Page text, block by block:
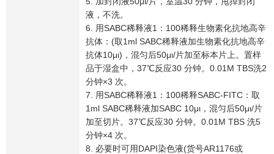
液，不洗。
6. 用SABC稀释液1：100稀释生物素化抗地高辛
抗体：(取1ml SABC稀释液加生物素化抗地高辛
抗体10μι)，混匀后50μι/片加至标本片上。置样
品于湿盒中，37℃反应30 分钟。0.01M TBS洗2
分钟×3 次。
7. 用SABC稀释液1：100稀释SABC-FITC：取
1ml SABC稀释液加SABC 10μι，混匀后50μι/片
加至切片。37℃反应30 分钟。0.01M TBS 洗5
分钟×4 次。
8. 必要时可用DAPI染色液(货号AR1176或